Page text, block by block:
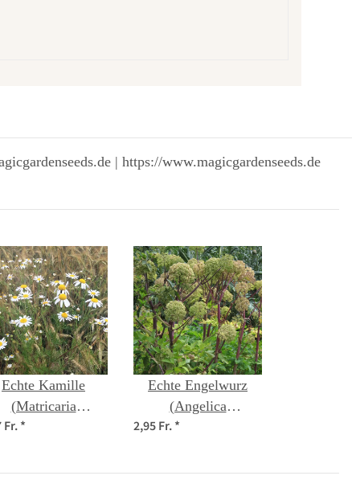
| https://www.magicgardenseeds.de
Echte Kamille
(Matricaria
Bio
Fr.*
Echte Engelwurz
(Angelica
archangelica) Bio
2,95 Fr.*